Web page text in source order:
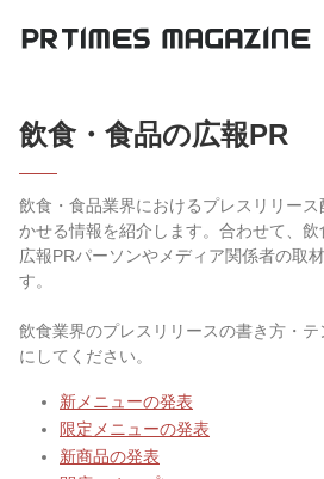
飲食・食品の広報PR
飲食・食品業界におけるプレスリリー
かせる情報を紹介します。合わせて、
広報PRパーソンやメディア関係者の取
す。
飲食業界のプレスリリースの書き方・
にしてください。
新メニューの発表
限定メニューの発表
新商品の発表